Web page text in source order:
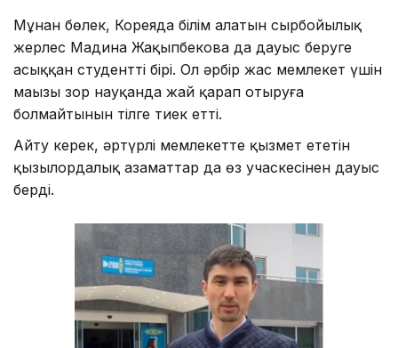
Мұнан бөлек, Кореяда білім алатын сырбойылық
жерлес Мадина Жақыпбекова да дауыс беруге
асыққан студенттің бірі. Ол әрбір жас мемлекет үшін
маңызы зор науқанда жай қарап отыруға
болмайтынын тілге тиек етті.
Айту керек, әртүрлі мемлекетте қызмет ететін
қызылордалық азаматтар да өз учаскесінен дауыс
берді.